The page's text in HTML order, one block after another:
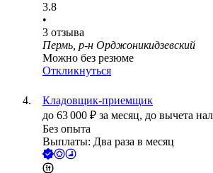
3.8
•
3 отзыва
Пермь, р-н Орджоникидзевский
Можно без резюме
Откликнуться
Кладовщик-приемщик
до 63 000 ₽ за месяц, до вычета
Без опыта
Выплаты: Два раза в месяц